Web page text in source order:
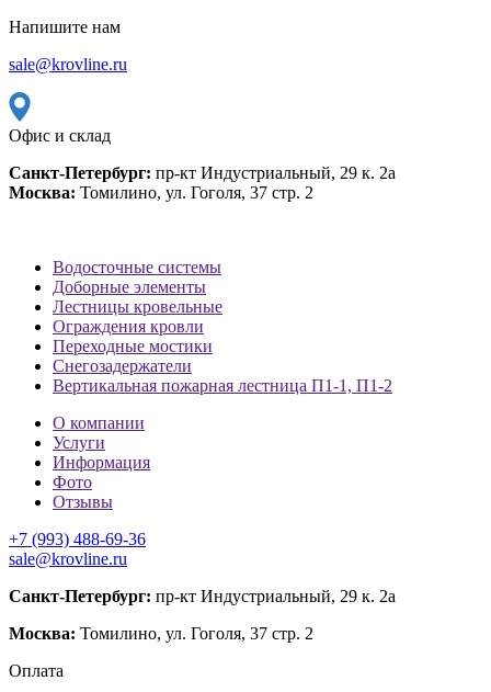
Напишите нам
sale@krovline.ru
Офис и склад
Санкт-Петербург: пр-кт Индустриальный, 29 к. 2а
Москва: Томилино, ул. Гоголя, 37 стр. 2
Водосточные системы
Доборные элементы
Лестницы кровельные
Ограждения кровли
Переходные мостики
Снегозадержатели
Вертикальная пожарная лестница П1-1, П1-2
О компании
Услуги
Информация
Фото
Отзывы
+7 (993) 488-69-36
sale@krovline.ru
Санкт-Петербург: пр-кт Индустриальный, 29 к. 2а
Москва: Томилино, ул. Гоголя, 37 стр. 2
Оплата